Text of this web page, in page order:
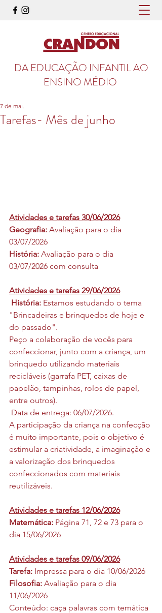
DA EDUCAÇÃO INFANTIL AO
ENSINO MÉDIO
Tarefas- Mês de junho
7 de mai.
Atividades e tarefas 30/06/2026
Geografia: Avaliação para o dia
03/07/2026
História: Avaliação para o dia
03/07/2026 com consulta
Atividades e tarefas 29/06/2026
História: Estamos estudando o tema
"Brincadeiras e brinquedos de hoje e
do passado".
Peço a colaboração de vocês para
confeccionar, junto com a criança, um
brinquedo utilizando materiais
recicláveis (garrafa PET, caixas de
papelão, tampinhas, rolos de papel,
entre outros).
Data de entrega: 06/07/2026.
A participação da criança na confecção
é muito importante, pois o objetivo é
estimular a criatividade, a imaginação e
a valorização dos brinquedos
confeccionados com materiais
reutilizáveis.
Atividades e tarefas 12/06/2026
Matemática: Página 71, 72 e 73 para o
dia 15/06/2026
Atividades e tarefas 09/06/2026
Tarefa: Impressa para o dia 10/06/2026
Filosofia: Avaliação para o dia
11/06/2026
Conteúdo: caça palavras com temática